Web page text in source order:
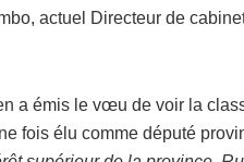
actuel Directeur de
a émis le vœu de voir la
fois élu comme député